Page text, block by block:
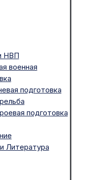
НВП
военная
подготовка
подготовка
Литература